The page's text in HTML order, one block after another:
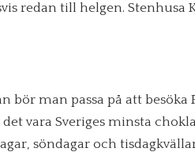
redan till helgen. Stenhusa
bör man passa på att besöka
vara Sveriges minsta
söndagar och